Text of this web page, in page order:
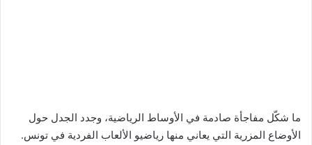
ما شكّل مفاجأة صادمة في الأوساط الرياضية، وجدد الجدل حول
الأوضاع المزرية التي يعاني منها رياضيو الألعاب الفردية في تونس.